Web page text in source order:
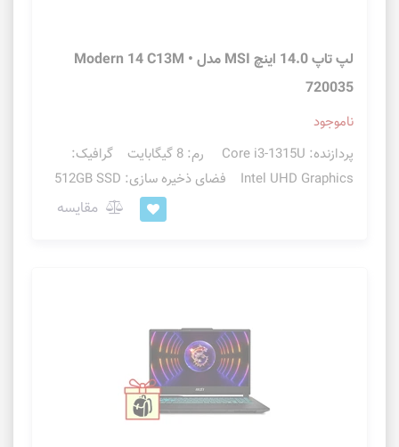
لپ تاپ 14.0 اینچ MSI مدل Modern 14 C13M •
720035
ناموجود
پردازنده: Core i3-1315U رم: 8 گیگابایت گرافیک:
Intel UHD Graphics فضای ذخیره سازی: 512GB SSD
مقایسه